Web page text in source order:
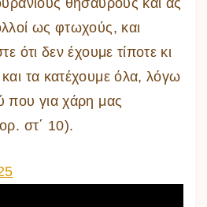
θησαυρούς και ας
ως φτωχούς, και
ότι δεν έχουμε τίποτε κι
τα κατέχουμε όλα, λόγω
που για χάρη μας
στ΄ 10).